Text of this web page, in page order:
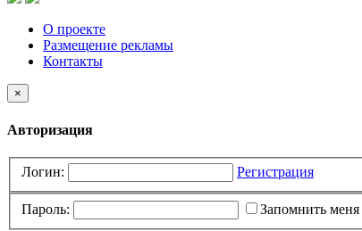
О проекте
Размещение рекламы
Контакты
×
Авторизация
Логин: Регистрация
Пароль:
Запомнить меня